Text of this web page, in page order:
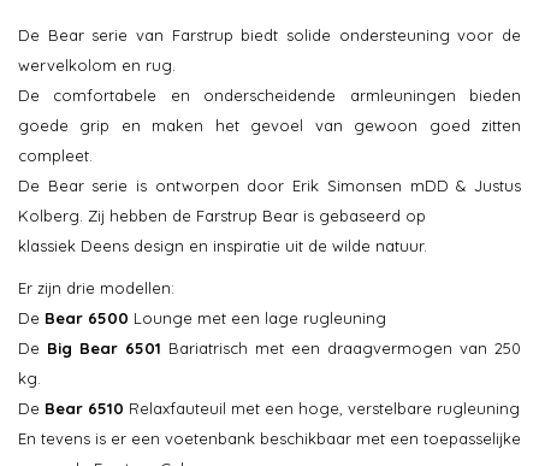
De Bear serie van Farstrup biedt solide ondersteuning voor de
wervelkolom en rug.
De comfortabele en onderscheidende armleuningen bieden
goede grip en maken het gevoel van gewoon goed zitten
compleet.
De Bear serie is ontworpen door Erik Simonsen mDD & Justus
Kolberg. Zij hebben de Farstrup Bear is gebaseerd op
klassiek Deens design en inspiratie uit de wilde natuur.
Er zijn drie modellen:
De Bear 6500 Lounge met een lage rugleuning
De Big Bear 6501 Bariatrisch met een draagvermogen van 250
kg.
De Bear 6510 Relaxfauteuil met een hoge, verstelbare rugleuning
En tevens is er een voetenbank beschikbaar met een toepasselijke